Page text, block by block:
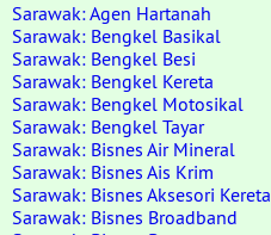
Sarawak: Agen Hartanah
Sarawak: Bengkel Basikal
Sarawak: Bengkel Besi
Sarawak: Bengkel Kereta
Sarawak: Bengkel Motosikal
Sarawak: Bengkel Tayar
Sarawak: Bisnes Air Mineral
Sarawak: Bisnes Ais Krim
Sarawak: Bisnes Aksesori Kereta
Sarawak: Bisnes Broadband